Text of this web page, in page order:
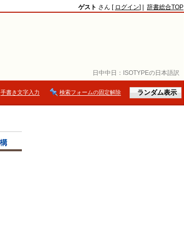
日中中日： ISOTYPEの日本語訳
ゲスト さん [ ログイン] | 辞書総合TOP
手書き文字入力 検索フォームの固定解除